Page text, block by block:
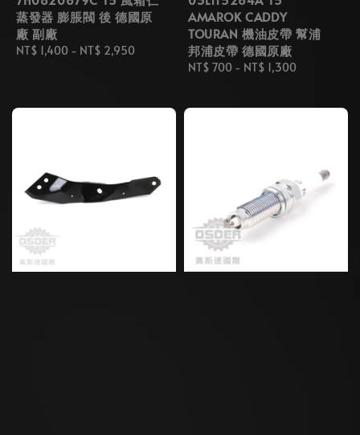
蒸發器 膨脹閥 後 德國原
廠 副廠
Regular
NT$ 1,400 - NT$ 2,950
AMAROK CADDY
TOURAN 機油皮帶 幫浦
邦浦皮帶 德國原廠
Regular
NT$ 700 - NT$ 1,300